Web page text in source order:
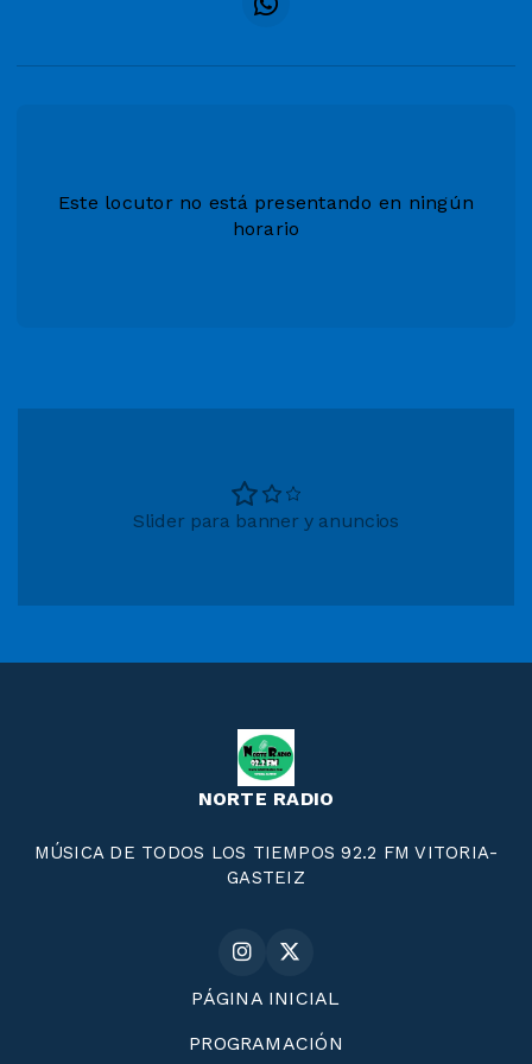
Este locutor no está presentando en ningún
horario
Slider para banner y anuncios
NORTE RADIO
MÚSICA DE TODOS LOS TIEMPOS 92.2 FM VITORIA-
GASTEIZ
PÁGINA INICIAL
PROGRAMACIÓN